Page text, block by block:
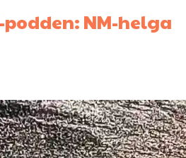
NM-helga